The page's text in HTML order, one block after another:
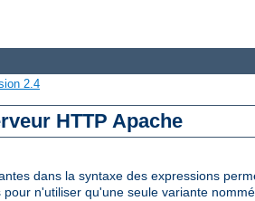
2.4
HTTP Apache
dans la syntaxe des expressions
n'utiliser qu'une seule variante